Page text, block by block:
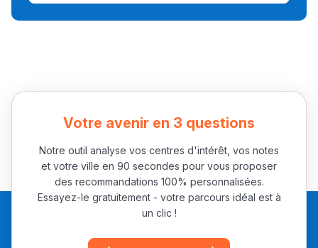
Votre avenir en 3 questions
Notre outil analyse vos centres d'intérêt, vos notes
et votre ville en 90 secondes pour vous proposer
des recommandations 100% personnalisées.
Essayez-le gratuitement - votre parcours idéal est à
un clic !